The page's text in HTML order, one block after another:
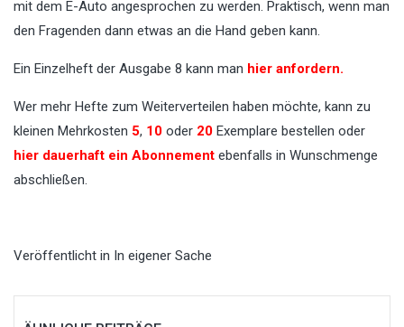
mit dem E-Auto angesprochen zu werden. Praktisch, wenn man
den Fragenden dann etwas an die Hand geben kann.
Ein Einzelheft der Ausgabe 8 kann man hier anfordern.
Wer mehr Hefte zum Weiterverteilen haben möchte, kann zu
kleinen Mehrkosten 5, 10 oder 20 Exemplare bestellen oder
hier dauerhaft ein Abonnement ebenfalls in Wunschmenge
abschließen.
Veröffentlicht in In eigener Sache